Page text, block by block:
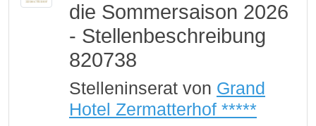
die Sommersaison 2026
- Stellenbeschreibung
820738
Stelleninserat von Grand
Hotel Zermatterhof *****